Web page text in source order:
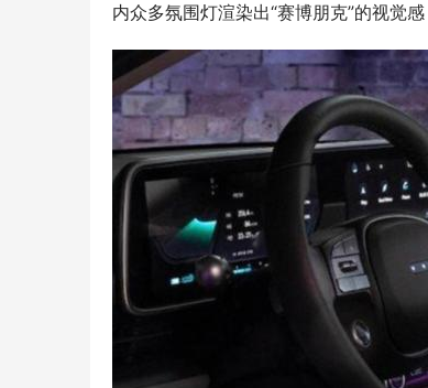
内众多氛围灯渲染出“赛博朋克”的视觉感